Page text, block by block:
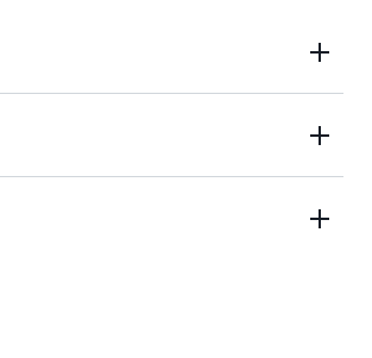
와 최대 규모의 파트너 네트워크를 이용
계 학습, IoT, 로봇, 컴퓨터 비전을 통합
정확한 제품 개발에 주력할 수 있습니다.
, AWS 도구와 솔루션을 활용해 스마트